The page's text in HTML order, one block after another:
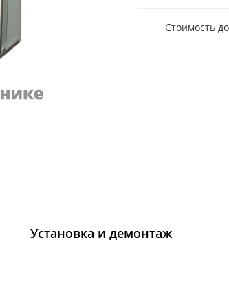
Стоимость
Установка и демонтаж